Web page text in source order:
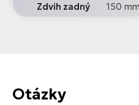
Zdvih zadný
150 mm
Otázky